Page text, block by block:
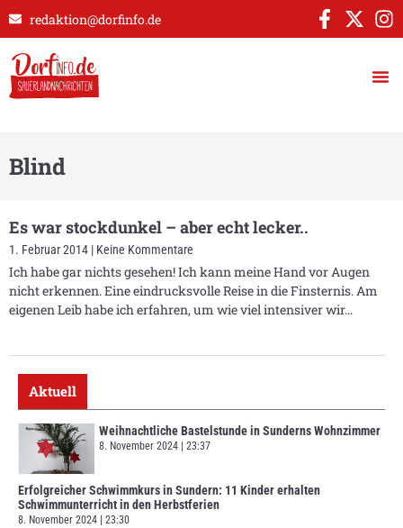
redaktion@dorfinfo.de
Blind
Es war stockdunkel – aber echt lecker..
1. Februar 2014 Keine Kommentare
Ich habe gar nichts gesehen! Ich kann meine Hand vor Augen
nicht erkennen. Eine eindrucksvolle Reise in die Finsternis. Am
eigenen Leib habe ich erfahren, um wie viel intensiver wir
Aktuell
Weihnachtliche Bastelstunde in Sunderns Wohnzimmer
8. November 2024 23:37
Erfolgreicher Schwimmkurs in Sundern: 11 Kinder erhalten
Schwimmunterricht in den Herbstferien
8. November 2024 23:30